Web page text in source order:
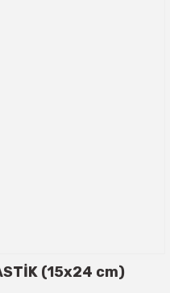
(15x24 cm)